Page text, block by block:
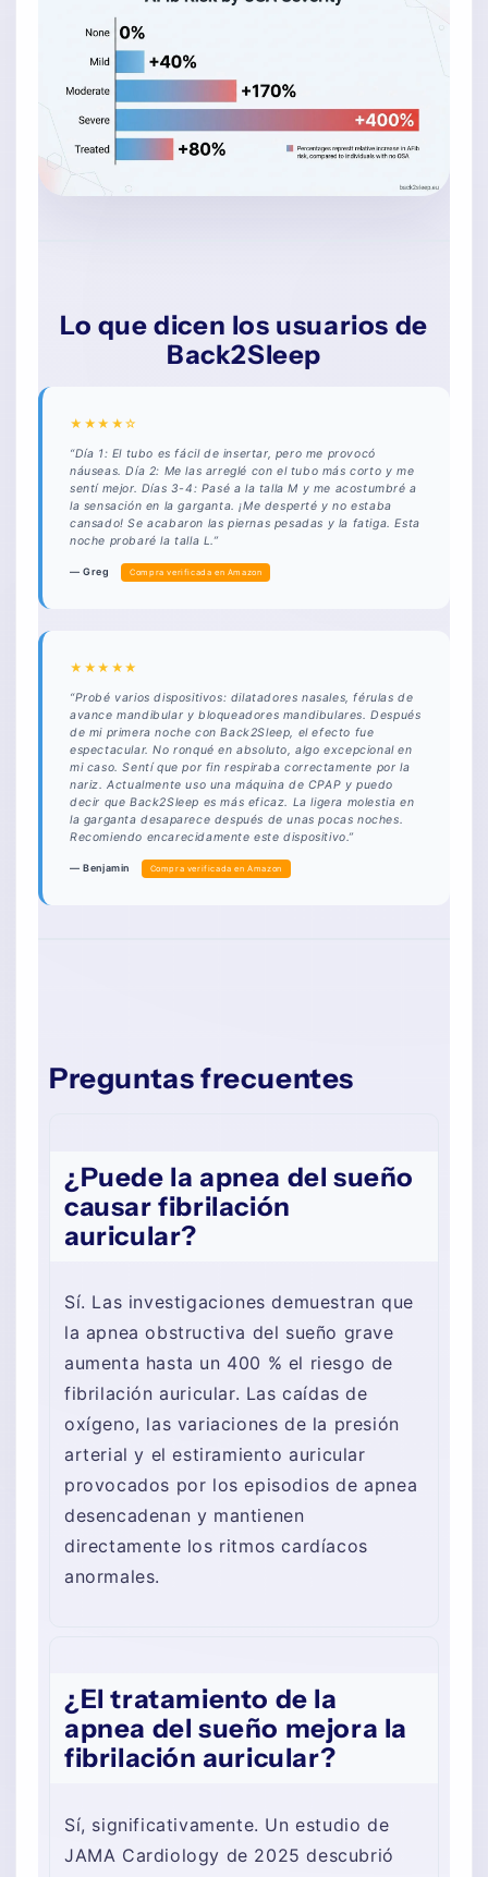
Lo que dicen los usuarios de
Back2Sleep
★★★★☆
“Día 1: El tubo es fácil de insertar, pero me provocó
náuseas. Día 2: Me las arreglé con el tubo más corto y me
sentí mejor. Días 3-4: Pasé a la talla M y me acostumbré a
la sensación en la garganta. ¡Me desperté y no estaba
cansado! Se acabaron las piernas pesadas y la fatiga. Esta
noche probaré la talla L.”
— Greg Compra verificada en Amazon
★★★★★
“Probé varios dispositivos: dilatadores nasales, férulas de
avance mandibular y bloqueadores mandibulares. Después
de mi primera noche con Back2Sleep, el efecto fue
espectacular. No ronqué en absoluto, algo excepcional en
mi caso. Sentí que por fin respiraba correctamente por la
nariz. Actualmente uso una máquina de CPAP y puedo
decir que Back2Sleep es más eficaz. La ligera molestia en
la garganta desaparece después de unas pocas noches.
Recomiendo encarecidamente este dispositivo.”
— Benjamin Compra verificada en Amazon
Preguntas frecuentes
¿Puede la apnea del sueño
causar fibrilación
auricular?
Sí. Las investigaciones demuestran que
la apnea obstructiva del sueño grave
aumenta hasta un 400 % el riesgo de
fibrilación auricular. Las caídas de
oxígeno, las variaciones de la presión
arterial y el estiramiento auricular
provocados por los episodios de apnea
desencadenan y mantienen
directamente los ritmos cardíacos
anormales.
¿El tratamiento de la
apnea del sueño mejora la
fibrilación auricular?
Sí, significativamente. Un estudio de
JAMA Cardiology de 2025 descubrió